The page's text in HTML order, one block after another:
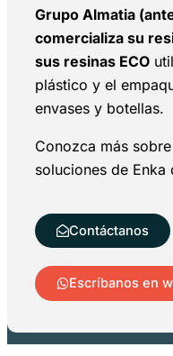
Grupo Almatia
comercializa su
sus resinas ECO
plástico y el
envases y botellas.
Conozca más
soluciones de Enka
Contáctanos
Escríbanos en